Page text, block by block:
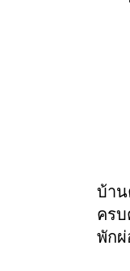
บ้าน
ครบ
พักผ่